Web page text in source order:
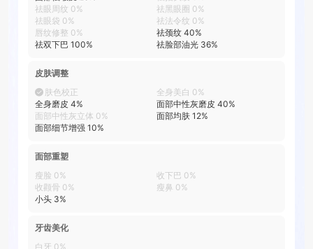
祛眼周纹 0% 祛黑眼圈 0%
祛眼袋 0% 祛法令纹 0%
唇纹修整 0% 祛颈纹 40%
祛双下巴 100% 祛脸部油光 36%
皮肤调整
肤色校正
全身美白 0%
全身磨皮 4% 面部中性灰磨皮 40%
面部中性灰立体 0% 面部均肤 12%
面部细节增强 10%
面部重塑
瘦脸 0% 收下巴 0%
收颧骨 0% 瘦鼻 0%
小头 3%
牙齿美化
白牙 0%